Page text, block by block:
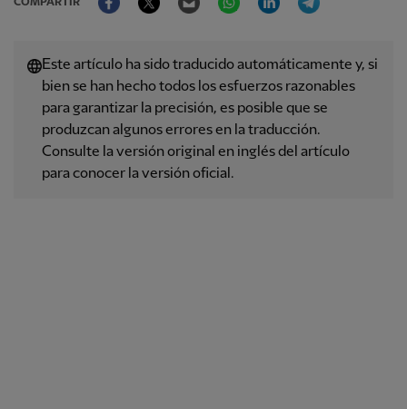
COMPARTIR
Este artículo ha sido traducido automáticamente y, si
bien se han hecho todos los esfuerzos razonables
para garantizar la precisión, es posible que se
produzcan algunos errores en la traducción.
Consulte la versión original en inglés del artículo
para conocer la versión oficial.